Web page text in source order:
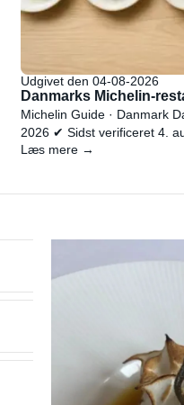
Udgivet den 04-08-2026
Danmarks Michelin-
Michelin Guide · Danmark
2026 ✔ Sidst verificeret 4.
Læs mere →